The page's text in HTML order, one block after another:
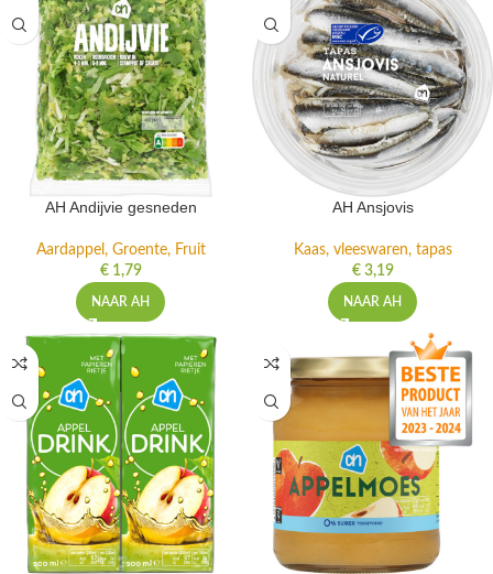
AH Andijvie gesneden
Aardappel, Groente, Fruit
€1,79
NAAR AH
AH Ansjovis
Kaas, vleeswaren, tapas
€3,19
NAAR AH